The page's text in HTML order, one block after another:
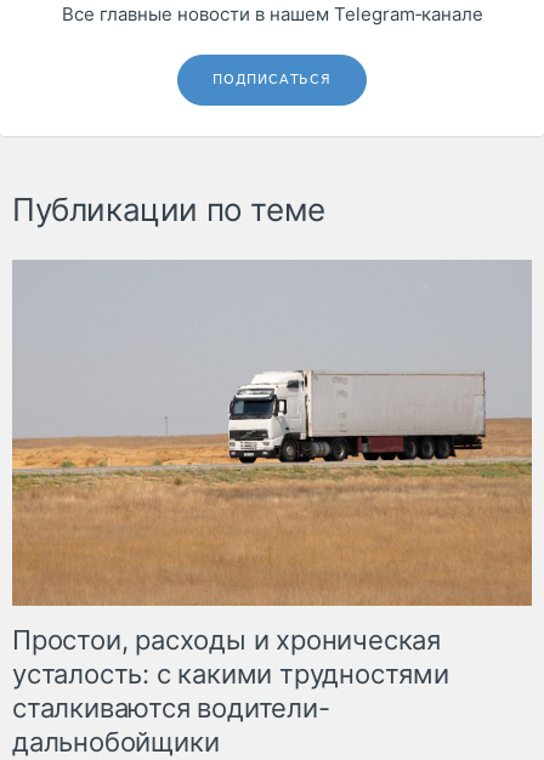
Все главные новости в нашем Telegram‑канале
ПОДПИСАТЬСЯ
Публикации по теме
Простои, расходы и хроническая
усталость: с какими трудностями
сталкиваются водители-
дальнобойщики